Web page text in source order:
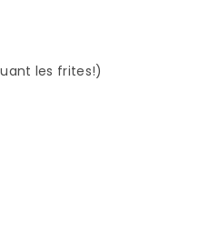
les frites!)